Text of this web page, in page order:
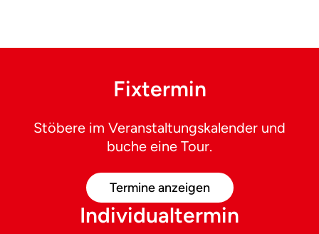
Fixtermin
Stöbere im Veranstaltungskalender und
buche eine Tour.
Termine anzeigen
Individualtermin